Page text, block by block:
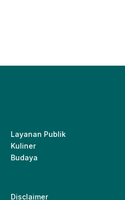
Layanan Publik
Kuliner
Budaya
Disclaimer